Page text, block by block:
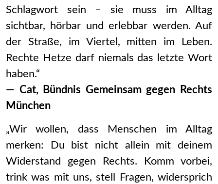
Schlagwort sein – sie muss im Alltag
sichtbar, hörbar und erlebbar werden. Auf
der Straße, im Viertel, mitten im Leben.
Rechte Hetze darf niemals das letzte Wort
haben.“
— Cat, Bündnis Gemeinsam gegen Rechts
München
„Wir wollen, dass Menschen im Alltag
merken: Du bist nicht allein mit deinem
Widerstand gegen Rechts. Komm vorbei,
trink was mit uns, stell Fragen, widersprich